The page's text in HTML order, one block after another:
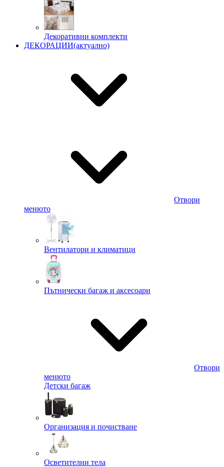
Декоративни комплекти
ДЕКОРАЦИИ(актуално)
Отвори
менюто
Вентилатори и климатици
Пътнически багаж и аксесоари
Отвори
менюто
Детски багаж
Организация и почистване
Осветителни тела